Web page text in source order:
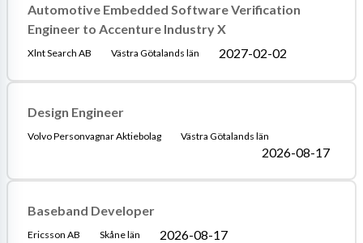
Automotive Embedded Software Verification
Engineer to Accenture Industry X
Xlnt Search AB Västra Götalands län 2027-02-02
Design Engineer
Volvo Personvagnar Aktiebolag Västra Götalands län
2026-08-17
Baseband Developer
Ericsson AB Skåne län 2026-08-17